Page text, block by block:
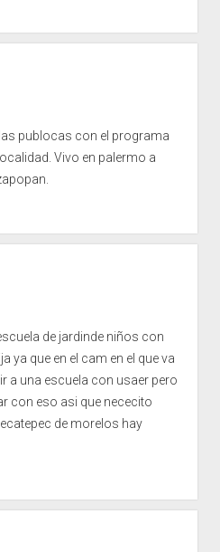
publocas con el programa
Vivo en palermo a
de jardinde niños con
ya que en el cam en el que va
a una escuela con usaer pero
con eso asi que nececito
de morelos hay